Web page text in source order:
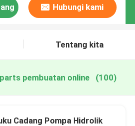
Hubungi kami
Tentang kita
pembuatan online (100)
Cadang Pompa Hidrolik